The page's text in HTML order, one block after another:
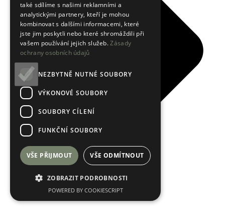
také sdílíme s našimi reklamními a
analytickými partnery, kteří je mohou
kombinovat s dalšími informacemi, které
jste jim poskytli nebo které shromáždili při
vašem používání jejich služeb.Zásady
ochrany osobních údajů
NEZBYTNĚ NUTNÉ SOUBORY
VÝKONOVÉ SOUBORY
SOUBORY CÍLENÍ
FUNKČNÍ SOUBORY
VŠE PŘIJMOUT VŠE ODMÍTNOUT
ZOBRAZIT PODROBNOSTI
POWERED BY COOKIESCRIPT